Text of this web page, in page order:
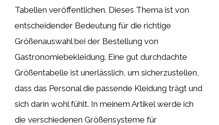
Tabellen veröffentlichen. Dieses Thema ist von
entscheidender Bedeutung für die richtige
Größenauswahl bei der Bestellung von
Gastronomiebekleidung. Eine gut durchdachte
Größentabelle ist unerlässlich, um sicherzustellen,
dass das Personal die passende Kleidung trägt und
sich darin wohl fühlt. In meinem Artikel werde ich
die verschiedenen Größensysteme für